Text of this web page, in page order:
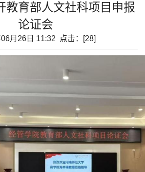
教育部人文社科项目申报
论证会
月26日 11:32 点击：[28]